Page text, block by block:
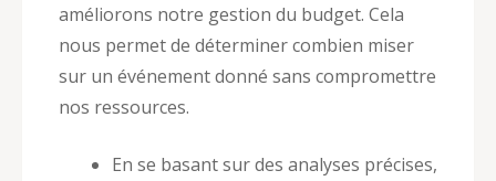
améliorons notre gestion du budget. Cela
nous permet de déterminer combien miser
sur un événement donné sans compromettre
nos ressources.
En se basant sur des analyses précises,